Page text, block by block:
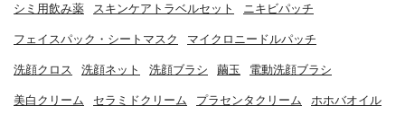
シミ用飲み薬 スキンケアトラベルセット ニキビパッチ
フェイスパック・シートマスク マイクロニードルパッチ
洗顔クロス 洗顔ネット 洗顔ブラシ 繭玉 電動洗顔ブラシ
美白クリーム セラミドクリーム プラセンタクリーム ホホバオイル